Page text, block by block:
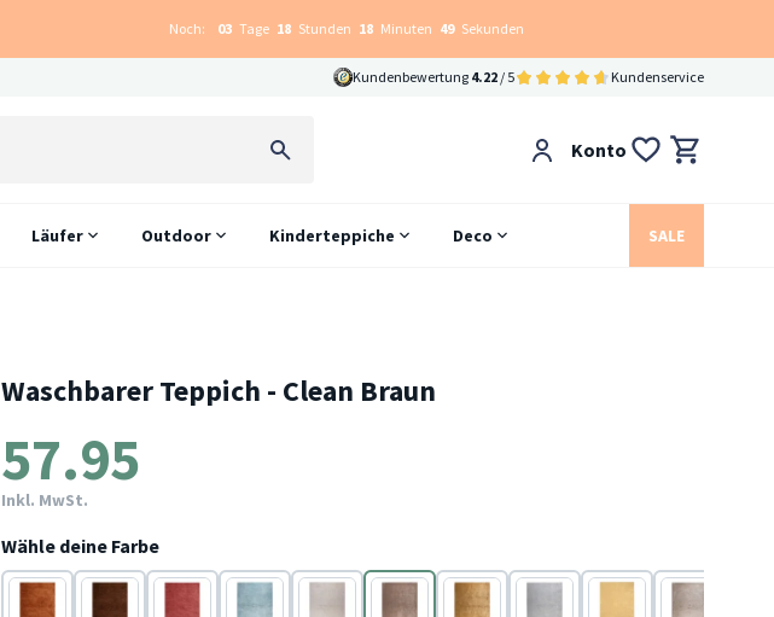
Noch: 03 Tage 18 Stunden 18 Minuten 48 Sekunden
Kundenbewertung 4.22 / 5 Kundenservice
Konto
Läufer Outdoor Kinderteppiche Deco SALE
Waschbarer Teppich - Clean Braun
57.95
Inkl. MwSt.
Wähle deine Farbe